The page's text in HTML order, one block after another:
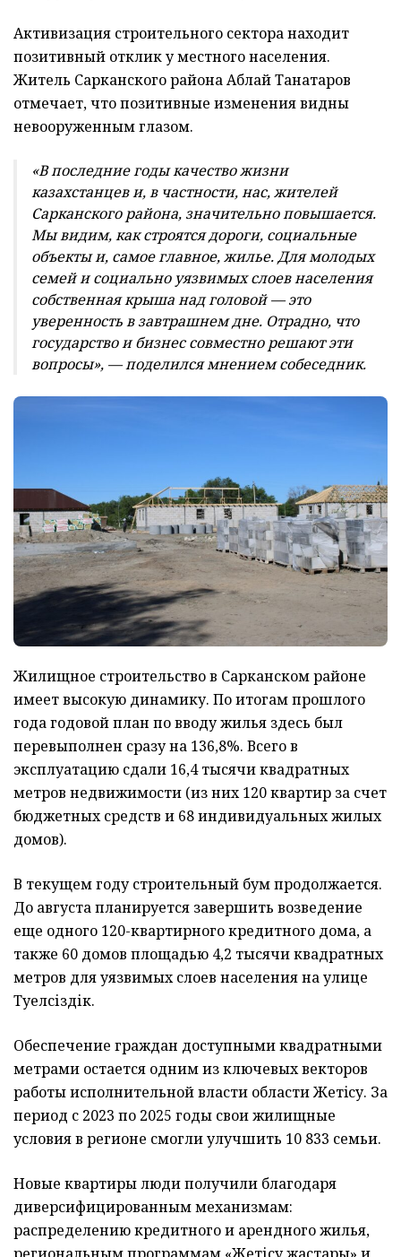
Активизация строительного сектора находит
позитивный отклик у местного населения.
Житель Сарканского района Аблай Танатаров
отмечает, что позитивные изменения видны
невооруженным глазом.
«В последние годы качество жизни
казахстанцев и, в частности, нас, жителей
Сарканского района, значительно повышается.
Мы видим, как строятся дороги, социальные
объекты и, самое главное, жилье. Для молодых
семей и социально уязвимых слоев населения
собственная крыша над головой — это
уверенность в завтрашнем дне. Отрадно, что
государство и бизнес совместно решают эти
вопросы», — поделился мнением собеседник.
Жилищное строительство в Сарканском районе
имеет высокую динамику. По итогам прошлого
года годовой план по вводу жилья здесь был
перевыполнен сразу на 136,8%. Всего в
эксплуатацию сдали 16,4 тысячи квадратных
метров недвижимости (из них 120 квартир за счет
бюджетных средств и 68 индивидуальных жилых
домов).
В текущем году строительный бум продолжается.
До августа планируется завершить возведение
еще одного 120-квартирного кредитного дома, а
также 60 домов площадью 4,2 тысячи квадратных
метров для уязвимых слоев населения на улице
Тәуелсіздік.
Обеспечение граждан доступными квадратными
метрами остается одним из ключевых векторов
работы исполнительной власти области Жетiсу. За
период с 2023 по 2025 годы свои жилищные
условия в регионе смогли улучшить 10 833 семьи.
Новые квартиры люди получили благодаря
диверсифицированным механизмам:
распределению кредитного и арендного жилья,
региональным программам «Жетісу жастары» и